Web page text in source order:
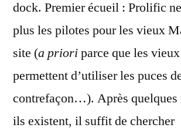
dock. Premier écueil : Prolific
plus les pilotes pour les vieux
site (a prioriparce que les
permettent d’utiliser les puces
contrefaçon…). Après quelques
ils existent, il suffit de chercher